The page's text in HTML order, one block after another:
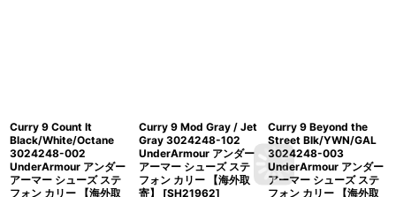
Curry 9 Count It
Black/White/Octane
3024248-002
UnderArmour アンダー
アーマー シューズ ステ
フォン カリー 【海外取
Curry 9 Mod Gray / Jet
Gray 3024248-102
UnderArmour アンダー
アーマー シューズ ステ
フォン カリー 【海外取
寄】
[SH21962]
Curry 9 Beyond the
Street Blk/YWN/GAL
3024248-003
UnderArmour アンダー
アーマー シューズ ステ
フォン カリー 【海外取